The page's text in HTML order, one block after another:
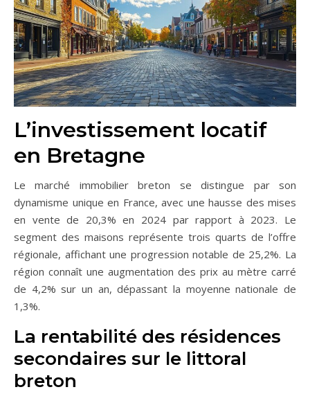
L’investissement locatif
en Bretagne
Le marché immobilier breton se distingue par son
dynamisme unique en France, avec une hausse des mises
en vente de 20,3% en 2024 par rapport à 2023. Le
segment des maisons représente trois quarts de l’offre
régionale, affichant une progression notable de 25,2%. La
région connaît une augmentation des prix au mètre carré
de 4,2% sur un an, dépassant la moyenne nationale de
1,3%.
La rentabilité des résidences
secondaires sur le littoral
breton